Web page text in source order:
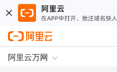
阿里云万网